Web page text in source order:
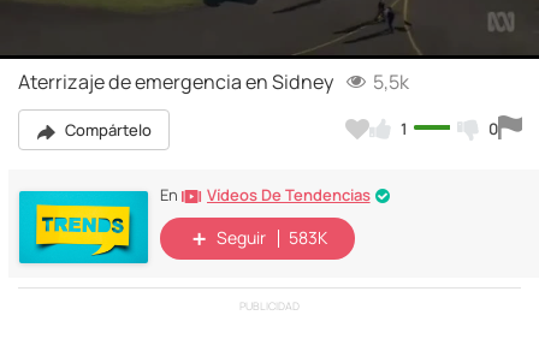
Video
Aterrizaje de emergencia en Sidney 5,5k
Compártelo 1 0
En Vídeos De Tendencias
Seguir 583K
PUBLICIDAD